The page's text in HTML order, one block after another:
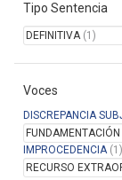
Sumarios del
Manual del
Tipo Sentencia
DEFINITIVA(1)
Voces
DISCREPANCIA
IMPROCEDENCIA(1)
RECURSO